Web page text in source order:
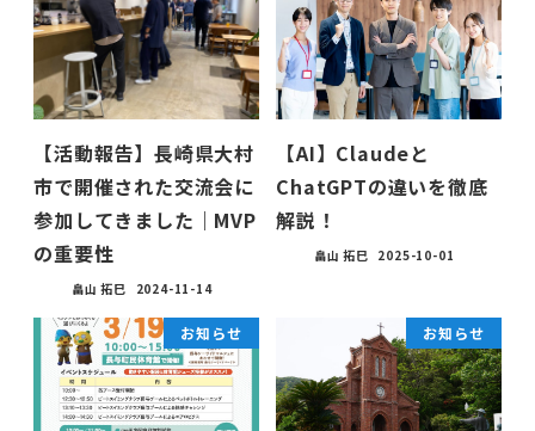
【活動報告】長崎県大村
市で開催された交流会に
参加してきました｜MVP
の重要性
畠山 拓巳 2024-11-14
【AI】Claudeと
ChatGPTの違いを徹底
解説！
畠山 拓巳 2025-10-01
お知らせ お知らせ